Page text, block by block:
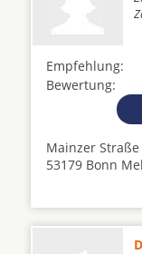
Empfehlung:
Bewertung:
Mainzer Straße
53179 Bonn